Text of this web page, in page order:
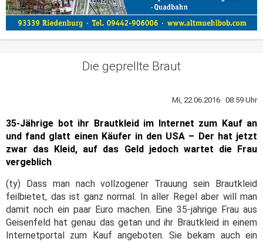
Die geprellte Braut
Mi, 22.06.2016 08:59 Uhr
35-Jährige bot ihr Brautkleid im Internet zum Kauf an
und fand glatt einen Käufer in den USA – Der hat jetzt
zwar das Kleid, auf das Geld jedoch wartet die Frau
vergeblich
(ty) Dass man nach vollzogener Trauung sein Brautkleid
feilbietet, das ist ganz normal. In aller Regel aber will man
damit noch ein paar Euro machen. Eine 35-jährige Frau aus
Geisenfeld hat genau das getan und ihr Brautkleid in einem
Internetportal zum Kauf angeboten. Sie bekam auch ein